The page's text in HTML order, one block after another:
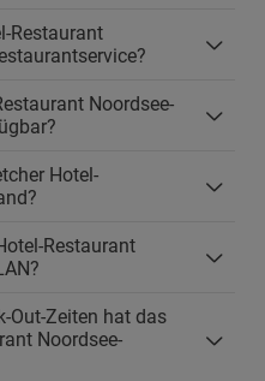
Restaurant
Noordsee-
Hotel-
Restaurant
Out-Zeiten hat das
Noordsee-